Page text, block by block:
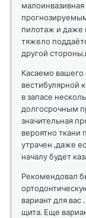
пилотаж и даже
тяжело
другой
Касаемо вашего
вестибулярной
в запасе
долгосрочным
значительная
вероятно ткани
утрачен ,даже
началу будет
Рекомендовал
вариант для
щита. Еще